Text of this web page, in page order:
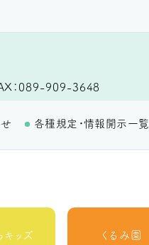
089-909-3648
各種規定・情報開示一覧
キッズ くるみ園